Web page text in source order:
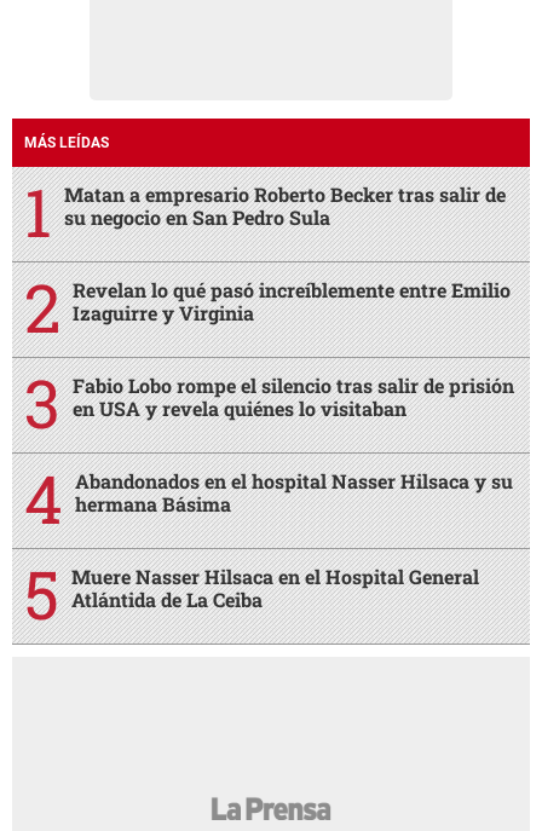
MÁS LEÍDAS
Matan a empresario Roberto Becker tras salir de
su negocio en San Pedro Sula
Revelan lo qué pasó increíblemente entre Emilio
Izaguirre y Virginia
Fabio Lobo rompe el silencio tras salir de prisión
en USA y revela quiénes lo visitaban
Abandonados en el hospital Nasser Hilsaca y su
hermana Básima
Muere Nasser Hilsaca en el Hospital General
Atlántida de La Ceiba